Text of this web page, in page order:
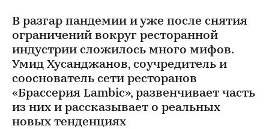
В разгар пандемии и уже после снятия
ограничений вокруг ресторанной
индустрии сложилось много мифов.
Умид Хусанджанов, соучредитель и
сооснователь сети ресторанов
«Брассерия Lambic», развенчивает часть
из них и рассказывает о реальных
новых тенденциях